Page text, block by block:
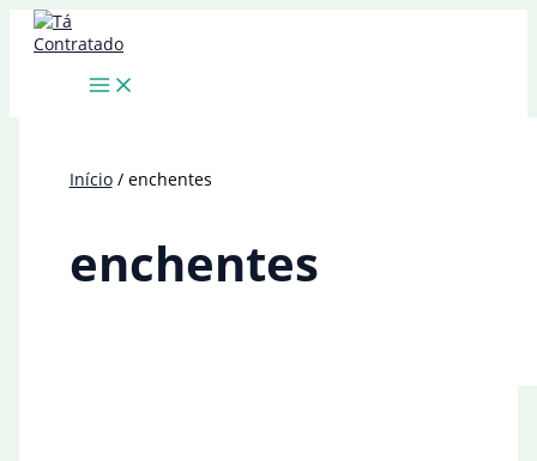
para
Início enchentes
enchentes